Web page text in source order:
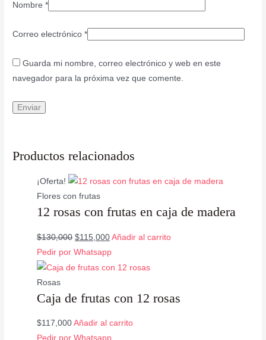
Nombre*
Correo electrónico*
Guarda mi nombre, correo electrónico y web en este
navegador para la próxima vez que comente.
Productos relacionados
¡Oferta!
Flores con frutas
12 rosas con frutas en caja de madera
$130,000 $115,000 Añadir al carrito
Pedir por Whatsapp
Rosas
Caja de frutas con 12 rosas
$117,000 Añadir al carrito
Pedir por Whatsapp